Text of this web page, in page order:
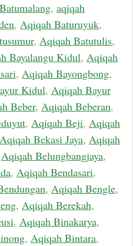
, aqiqah
, Aqiqah Baturuyuk,
, Aqiqah Batutulis,
Bayalangu Kidul, Aqiqah
, Aqiqah Bayongbong,
Kidul, Aqiqah Bayur
Beber, Aqiqah Beberan,
, Aqiqah Beji, Aqiqah
Aqiqah Bekasi Jaya, Aqiqah
Aqiqah Belungbangjaya,
, Aqiqah Bendasari,
, Aqiqah Bengle,
, Aqiqah Berekah,
, Aqiqah Binakarya,
, Aqiqah Bintara,